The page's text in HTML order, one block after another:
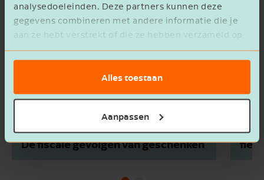
analysedoeleinden. Deze partners kunnen deze
gegevens combineren met andere informatie die je
aan ze hebt verstrekt of die ze hebben verzameld op
basis van het gebruik van hun services.
Alles toestaan
Aanpassen
De fiscale gevolgen van geschenken